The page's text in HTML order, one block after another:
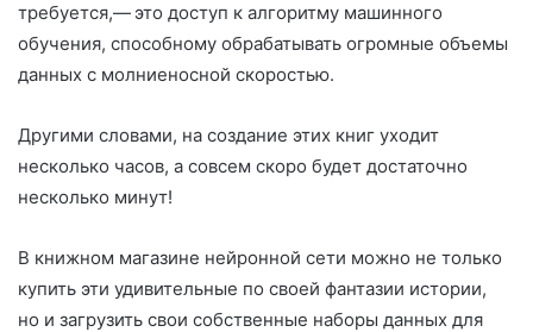
требуется,— это доступ к алгоритму машинного
обучения, способному обрабатывать огромные объемы
данных с молниеносной скоростью.
Другими словами, на создание этих книг уходит
несколько часов, а совсем скоро будет достаточно
несколько минут!
В книжном магазине нейронной сети можно не только
купить эти удивительные по своей фантазии истории,
но и загрузить свои собственные наборы данных для